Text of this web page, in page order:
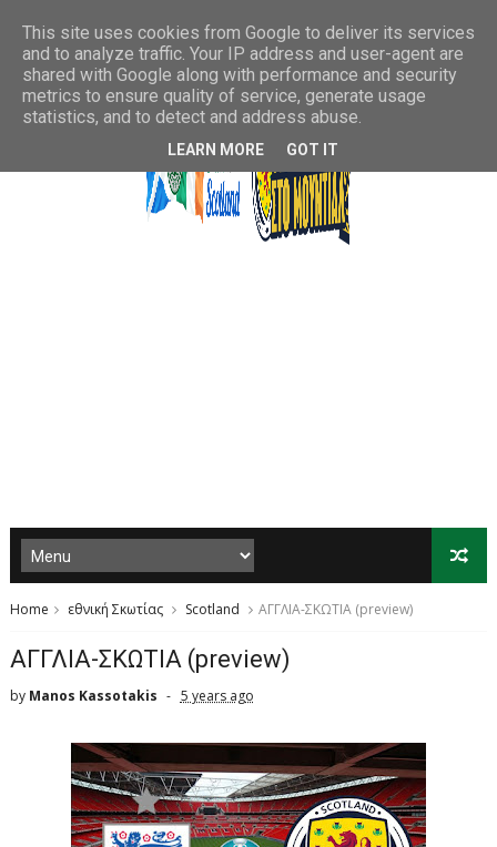
Home εθνική Σκωτίας Scotland ΑΓΓΛΙΑ-ΣΚΩΤΙΑ (preview)
ΑΓΓΛΙΑ-ΣΚΩΤΙΑ (preview)
by Manos Kassotakis 5 years ago
This site uses cookies from Google to deliver its services
and to analyze traffic. Your IP address and user-agent are
shared with Google along with performance and security
metrics to ensure quality of service, generate usage
statistics, and to detect and address abuse.
LEARN MORE GOT IT